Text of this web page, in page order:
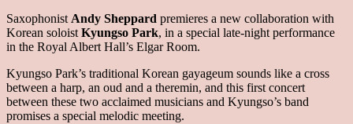
Saxophonist Andy Sheppard premieres a new collaboration with
Korean soloist Kyungso Park, in a special late-night performance
in the Royal Albert Hall’s Elgar Room.
Kyungso Park’s traditional Korean gayageum sounds like a cross
between a harp, an oud and a theremin, and this first concert
between these two acclaimed musicians and Kyungso’s band
promises a special melodic meeting.